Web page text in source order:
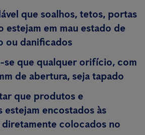
que soalhos, tetos, portas
estejam em mau estado de
ou danificados
se que qualquer orifício, com
de abertura, seja tapado
que produtos e
estejam encostados às
diretamente colocados no